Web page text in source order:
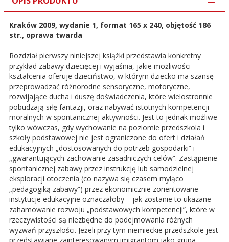
Kraków 2009, wydanie 1, format 165 x 240, objętość 186
str., oprawa twarda
Rozdział pierwszy niniejszej książki przedstawia konkretny
przykład zabawy dziecięcej i wyjaśnia, jakie możliwości
kształcenia oferuje dzieciństwo, w którym dziecko ma szansę
przeprowadzać różnorodne sensoryczne, motoryczne,
rozwijające ducha i duszę doświadczenia, które wielostronnie
pobudzają siłę fantazji, oraz nabywać istotnych kompetencji
moralnych w spontanicznej aktywności. Jest to jednak możliwe
tylko wówczas, gdy wychowanie na poziomie przedszkola i
szkoły podstawowej nie jest ograniczone do ofert i działań
edukacyjnych „dostosowanych do potrzeb gospodarki” i
„gwarantujących zachowanie zasadniczych celów”. Zastąpienie
spontanicznej zabawy przez instrukcję lub samodzielnej
eksploracji otoczenia (co nazywa się czasem myląco
„pedagogiką zabawy”) przez ekonomicznie zorientowane
instytucje edukacyjne oznaczałoby – jak zostanie to ukazane –
zahamowanie rozwoju „podstawowych kompetencji”, które w
rzeczywistości są niezbędne do podejmowania różnych
wyzwań przyszłości. Jeżeli przy tym niemieckie przedszkole jest